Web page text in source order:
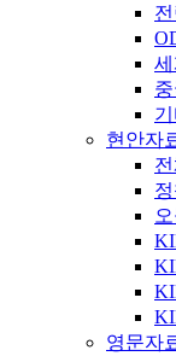
현안자
영문자